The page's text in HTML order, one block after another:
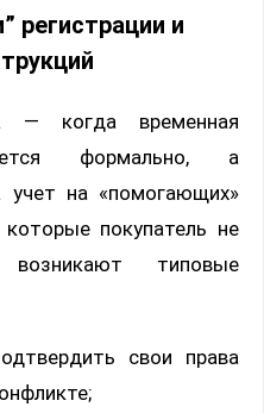
регистрации и
— когда временная
формально, а
учет на «помогающих»
покупатель не
возникают типовые
свои права